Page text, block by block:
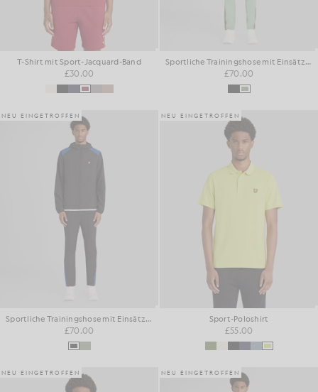
T-Shirt mit Sport-Jacquard-Band
£30.00
Sportliche Trainingshose mit Einsätzen
£70.00
NEU EINGETROFFEN
Sportliche Trainingshose mit Einsätzen
£70.00
NEU EINGETROFFEN
Sport-Poloshirt
£55.00
NEU EINGETROFFEN NEU EINGETROFFEN